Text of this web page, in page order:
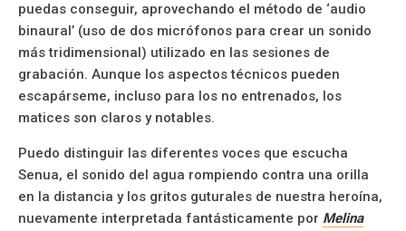
puedas conseguir, aprovechando el método de ‘audio
binaural’ (uso de dos micrófonos para crear un sonido
más tridimensional) utilizado en las sesiones de
grabación. Aunque los aspectos técnicos pueden
escapárseme, incluso para los no entrenados, los
matices son claros y notables.
Puedo distinguir las diferentes voces que escucha
Senua, el sonido del agua rompiendo contra una orilla
en la distancia y los gritos guturales de nuestra heroína,
nuevamente interpretada fantásticamente por Melina